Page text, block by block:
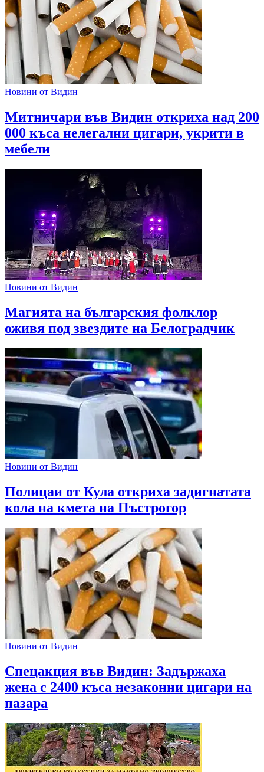
Новини от Видин
Митничари във Видин откриха над 200
000 къса нелегални цигари, укрити в
мебели
Новини от Видин
Магията на българския фолклор
оживя под звездите на Белоградчик
Новини от Видин
Полицаи от Кула откриха задигнатата
кола на кмета на Пъстрогор
Новини от Видин
Спецакция във Видин: Задържаха
жена с 2400 къса незаконни цигари на
пазара